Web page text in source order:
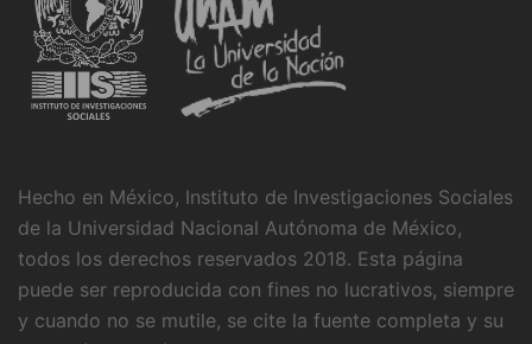
Hecho en México, Instituto de Investigaciones Sociales
de la Universidad Nacional Autónoma de México,
todos los derechos reservados 2018. Esta página
puede ser reproducida con fines no lucrativos, siempre
y cuando no se mutile, se cite la fuente completa y su